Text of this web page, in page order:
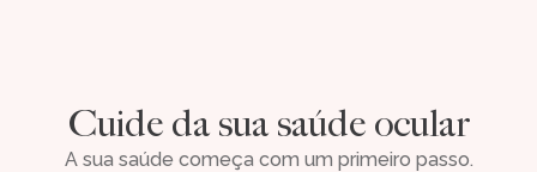
Cuide da sua saúde ocular
A sua saúde começa com um primeiro passo.